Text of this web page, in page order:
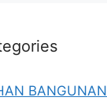
BANGUNAN